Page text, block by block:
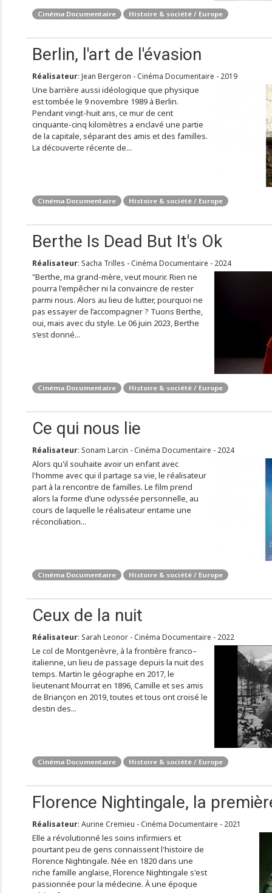
Cinéma Documentaire Histoire & société / Europe
Berlin, l'art de l'évasion
Réalisateur: Jean Bergeron - Cinéma Documentaire - 2019
Une barrière aussi idéologique que physique
est tombée le 9 novembre 1989 à Berlin.
Pendant vingt-huit ans, ce mur de cent
cinquante-cinq kilomètres a enclavé une partie
de la capitale, séparant des amis et des familles.
La découverte récente de...
Cinéma Documentaire Histoire & société / Europe
Berthe Is Dead But It's Ok
Réalisateur: Sacha Trilles - Cinéma Documentaire - 2024
"Berthe, ma grand-mère, veut mourir. Rien ne
pourra l'empêcher ni la convaincre de rester
parmi nous. Alors au lieu de lutter, pourquoi ne
pas essayer de l’accompagner ? Tuons Berthe,
oui, mais avec du style. Le 06 juin 2023, Berthe
s’est donné...
Cinéma Documentaire Histoire & société / Europe
Ce qui nous lie
Réalisateur: Sonam Larcin - Cinéma Documentaire - 2024
Alors qu'il souhaite avoir un enfant avec
l'homme avec qui il partage sa vie, le réalisateur
part à la rencontre de familles. Le film prend
alors la forme d’une odyssée personnelle, au
cours de laquelle le réalisateur entame une
réconciliation...
Cinéma Documentaire Histoire & société / Europe
Ceux de la nuit
Réalisateur: Sarah Leonor - Cinéma Documentaire - 2022
Le col de Montgenèvre, à la frontière franco–
italienne, un lieu de passage depuis la nuit des
temps. Martin le géographe en 2017, le
lieutenant Mourrat en 1896, Camille et ses amis
de Briançon en 2019, toutes et tous ont croisé le
destin des...
Cinéma Documentaire Histoire & société / Europe
Florence Nightingale, la
Réalisateur: Aurine Cremieu - Cinéma Documentaire - 2021
Elle a révolutionné les soins infirmiers et
pourtant peu de gens connaissent l'histoire de
Florence Nightingale. Née en 1820 dans une
riche famille anglaise, Florence Nightingale s'est
passionnée pour la médecine. À une époque